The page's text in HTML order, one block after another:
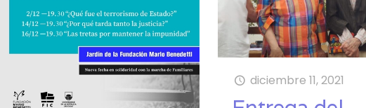
diciembre 11, 2021